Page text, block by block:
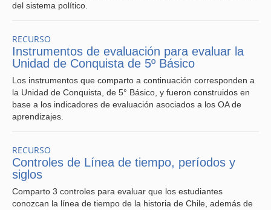
del sistema político.
RECURSO
Instrumentos de evaluación para evaluar la
Unidad de Conquista de 5º Básico
Los instrumentos que comparto a continuación corresponden a
la Unidad de Conquista, de 5° Básico, y fueron construidos en
base a los indicadores de evaluación asociados a los OA de
aprendizajes.
RECURSO
Controles de Línea de tiempo, períodos y
siglos
Comparto 3 controles para evaluar que los estudiantes
conozcan la línea de tiempo de la historia de Chile, además de